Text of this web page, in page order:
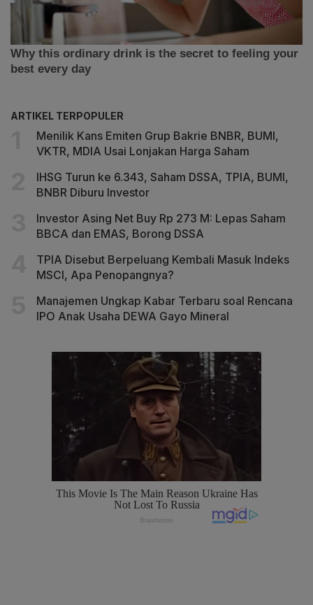
ARTIKEL TERPOPULER
Menilik Kans Emiten Grup Bakrie BNBR, BUMI,
VKTR, MDIA Usai Lonjakan Harga Saham
IHSG Turun ke 6.343, Saham DSSA, TPIA, BUMI,
BNBR Diburu Investor
Investor Asing Net Buy Rp 273 M: Lepas Saham
BBCA dan EMAS, Borong DSSA
TPIA Disebut Berpeluang Kembali Masuk Indeks
MSCI, Apa Penopangnya?
Manajemen Ungkap Kabar Terbaru soal Rencana
IPO Anak Usaha DEWA Gayo Mineral